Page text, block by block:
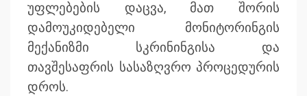
უფლებების დაცვა, მათ შორის
დამოუკიდებელი მონიტორინგის
მექანიზმი სკრინინგისა და
თავშესაფრის სასაზღვრო პროცედურის
დროს.